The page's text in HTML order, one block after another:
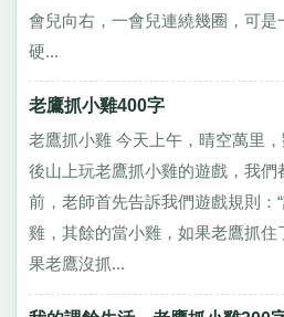
會兒向右，一會兒連繞幾圈，可是
硬...
老鷹抓小雞400字
老鷹抓小雞 今天上午，晴空萬里
後山上玩老鷹抓小雞的遊戲，我
前，老師首先告訴我們遊戲規則：
雞，其餘的當小雞，如果老鷹抓住
果老鷹沒抓...